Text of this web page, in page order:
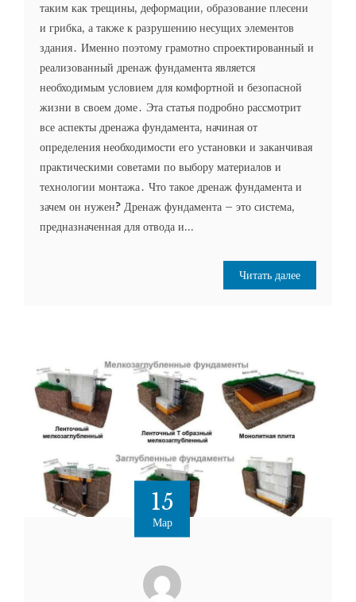
таким как трещины, деформации, образование плесени
и грибка, а также к разрушению несущих элементов
здания․ Именно поэтому грамотно спроектированный и
реализованный дренаж фундамента является
необходимым условием для комфортной и безопасной
жизни в своем доме․ Эта статья подробно рассмотрит
все аспекты дренажа фундамента, начиная от
определения необходимости его установки и заканчивая
практическими советами по выбору материалов и
технологии монтажа․ Что такое дренаж фундамента и
зачем он нужен? Дренаж фундамента – это система,
предназначенная для отвода и...
Читать далее
15
Мар